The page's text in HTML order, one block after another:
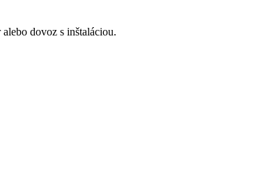
dovoz s inštaláciou.